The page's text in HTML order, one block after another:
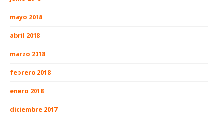
mayo 2018
abril 2018
marzo 2018
febrero 2018
enero 2018
diciembre 2017